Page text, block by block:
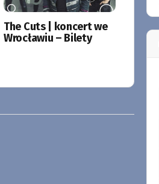
The Cuts | koncert we
Wrocławiu – Bilety